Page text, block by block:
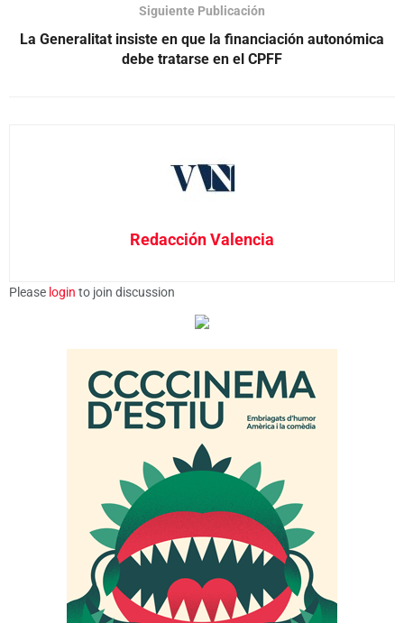
Siguiente Publicación
La Generalitat insiste en que la financiación autonómica
debe tratarse en el CPFF
Redacción Valencia
Please login to join discussion